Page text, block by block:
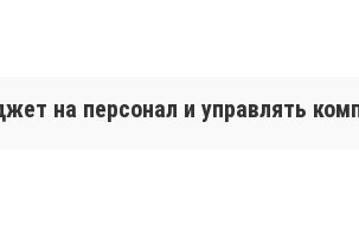
на персонал и управлять